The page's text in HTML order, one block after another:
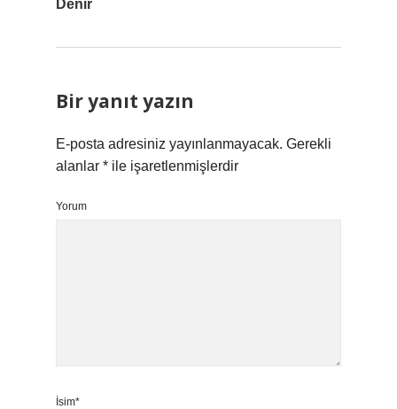
Denir
Bir yanıt yazın
E-posta adresiniz yayınlanmayacak. Gerekli
alanlar * ile işaretlenmişlerdir
Yorum
İsim*